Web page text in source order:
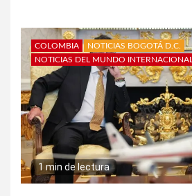
COLOMBIA
NOTICIAS BOGOTÁ D.C.
NOTICIAS DEL MUNDO INTERNACIONAL
1 min de lectura